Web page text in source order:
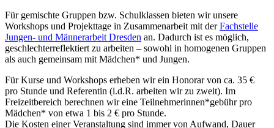
Für gemischte Gruppen bzw. Schulklassen bieten wir unsere
Workshops und Projekttage in Zusammenarbeit mit derFachstelle
Jungen- und Männerarbeit Dresden an. Dadurch ist es möglich,
geschlechterreflektiert zu arbeiten – sowohl in homogenen Gruppen
als auch gemeinsam mit Mädchen* und Jungen.
Für Kurse und Workshops erheben wir ein Honorar von ca. 35 €
pro Stunde und Referentin (i.d.R. arbeiten wir zu zweit). Im
Freizeitbereich berechnen wir eine Teilnehmerinnen*gebühr pro
Mädchen* von etwa 1 bis 2 € pro Stunde.
Die Kosten einer Veranstaltung sind immer von Aufwand, Dauer